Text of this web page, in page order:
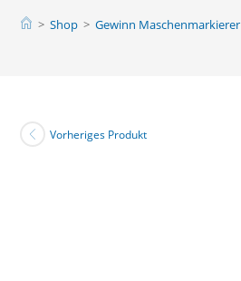
> Shop > Gewinn Maschenmarkierer
Vorheriges Produkt